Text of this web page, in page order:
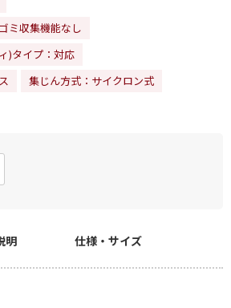
ミ収集機能なし
)タイプ：対応
集じん方式：サイクロン式
明 仕様・サイズ